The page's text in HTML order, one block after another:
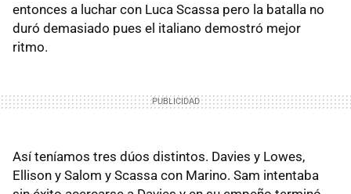
entonces a luchar con Luca Scassa pero la batalla no
duró demasiado pues el italiano demostró mejor
ritmo.
Así teníamos tres dúos distintos. Davies y Lowes,
Ellison y Salom y Scassa con Marino. Sam intentaba